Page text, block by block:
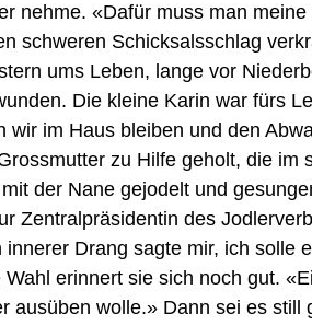
nehme. «Dafür muss man
schweren Schicksalsschlag
ums Leben, lange vor
Die kleine Karin war fürs
wir im Haus bleiben und den
zu Hilfe geholt, die im
der Nane gejodelt und
Zentralpräsidentin des
innerer Drang sagte mir, ich solle
erinnert sie sich noch gut.
ausüben wolle.» Dann sei es